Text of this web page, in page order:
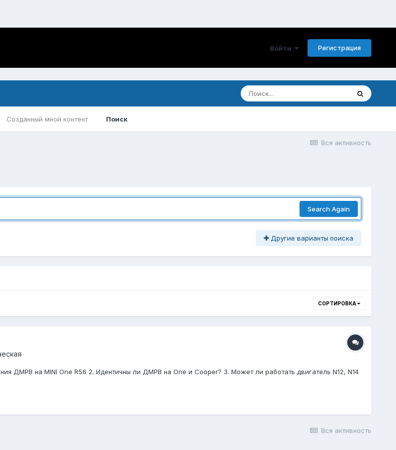
Войти Регистрация
Созданный мной контент Поиск
Вся активность
Search Again
Другие варианты поиска
СОРТИРОВКА
ДМРВ на MINI One R56 2. Идентичны ли ДМРВ на One и Cooper? 3. Может ли работать двигатель N12, N14
Вся активность